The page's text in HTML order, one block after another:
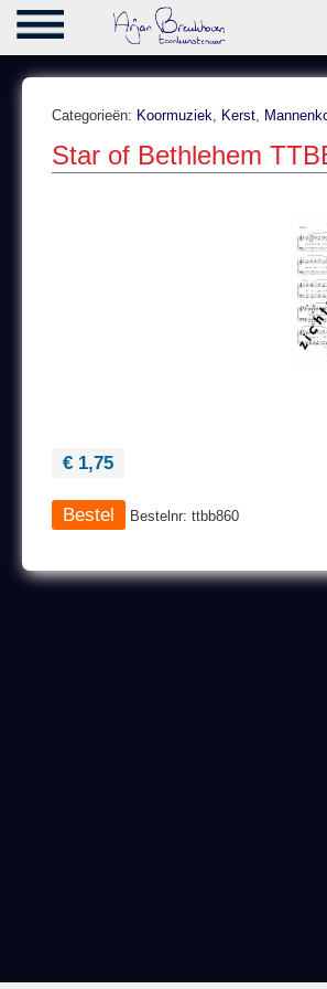
Categorieën: Koormuziek, Kerst,
Star of Bethlehem
€ 1,75
Bestelnr: ttbb860